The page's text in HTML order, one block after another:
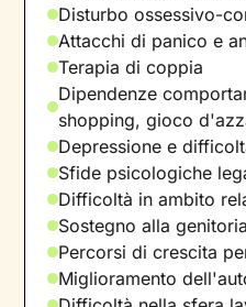
Disturbo ossessivo-
Attacchi di panico e
Terapia di coppia
Dipendenze
shopping, gioco
Depressione e
Sfide psicologiche
Difficoltà in ambito
Sostegno alla
Percorsi di crescita
Miglioramento